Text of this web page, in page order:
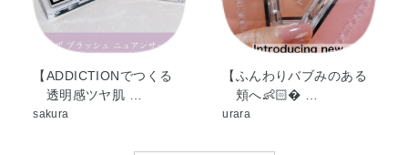
カ・ジメチコノール・ハイドロゲンジメチコン・合成ワッ
クス・酸化スズ・マイカ・酸化チタン・酸化亜鉛・酸化
鉄・黄4・赤226
【ADDICTIONでつくる
透明感ツヤ肌 …
sakura
【ふんわりバブみのある
頬へ👶🏻‪‪ …
urara